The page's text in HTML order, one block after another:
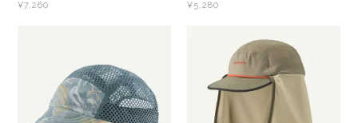
TETON BROS(ティートンブロス)
THY (ティーエイチワイ)
¥7,260 ¥5,280